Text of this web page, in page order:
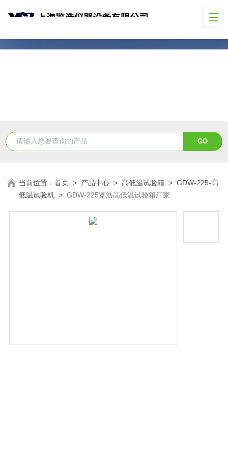
当前位置：首页 > 产品中心 >高低温试验箱 >GDW-225-高
低温试验机 >GDW-225览浩高低温试验箱厂家